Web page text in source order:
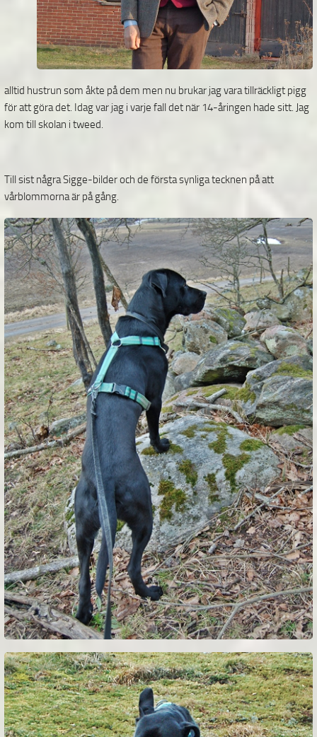
alltid hustrun som åkte på dem men nu brukar jag vara tillräckligt pigg
för att göra det. Idag var jag i varje fall det när 14-åringen hade sitt. Jag
kom till skolan i tweed.
Till sist några Sigge-bilder och de första synliga tecknen på att
vårblommorna är på gång.